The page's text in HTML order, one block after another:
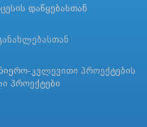
დაწყებასთან
კვლევითი პროექტების
პროექტები